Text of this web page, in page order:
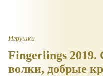
Игрушки
Fingerlings
волки, добрые